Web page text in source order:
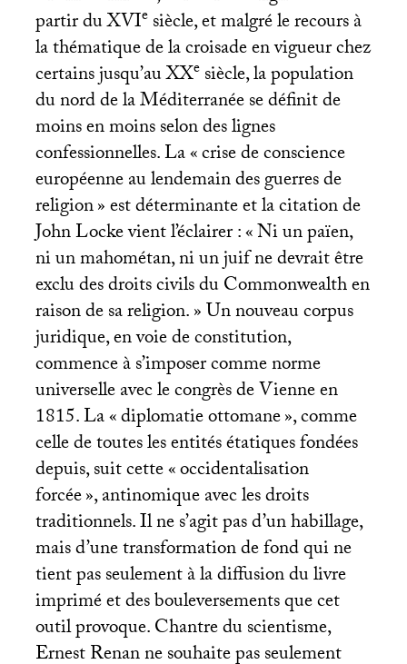
partir duXVIesiècle, et malgré le recours à
la thématique de la croisade en vigueur chez
certains jusqu’auXXesiècle, la population
du nord de la Méditerranée se définit de
moins en moins selon des lignes
confessionnelles. La «crise de conscience
européenne au lendemain des guerres de
religion» est déterminante et la citation de
John Locke vient l’éclairer : «Ni un païen,
ni un mahométan, ni un juif ne devrait être
exclu des droits civils du Commonwealth en
raison de sa religion.» Un nouveau corpus
juridique, en voie de constitution,
commence à s’imposer comme norme
universelle avec le congrès de Vienne en
1815. La «diplomatie ottomane», comme
celle de toutes les entités étatiques fondées
depuis, suit cette «occidentalisation
forcée», antinomique avec les droits
traditionnels. Il ne s’agit pas d’un habillage,
mais d’une transformation de fond qui ne
tient pas seulement à la diffusion du livre
imprimé et des bouleversements que cet
outil provoque. Chantre du scientisme,
Ernest Renan ne souhaite pas seulement